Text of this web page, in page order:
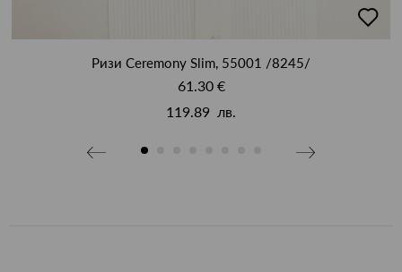
в
Ризи Ceremony Slim, 55001 /8245/
61.30 €
119.89 лв.